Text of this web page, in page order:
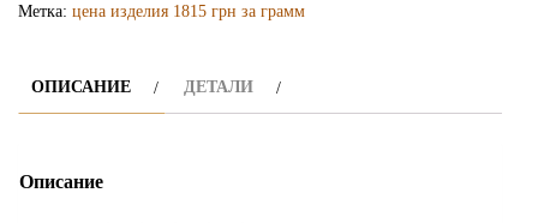
Метка: цена изделия 1815 грн за грамм
ОПИСАНИЕ ДЕТАЛИ
Описание